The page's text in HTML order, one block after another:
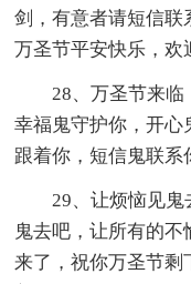
剑，有意者请短信联
万圣节平安快乐，欢
28、万圣节来临
幸福鬼守护你，开心
跟着你，短信鬼联系
29、让烦恼见
鬼去吧，让所有的
来了，祝你万圣节剩